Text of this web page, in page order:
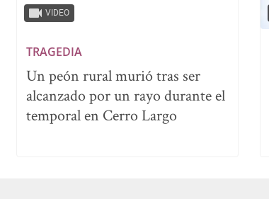
VIDEO
TRAGEDIA
Un peón rural murió tras ser
alcanzado por un rayo durante el
temporal en Cerro Largo